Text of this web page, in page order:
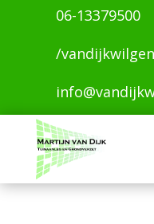
06-13379500
/